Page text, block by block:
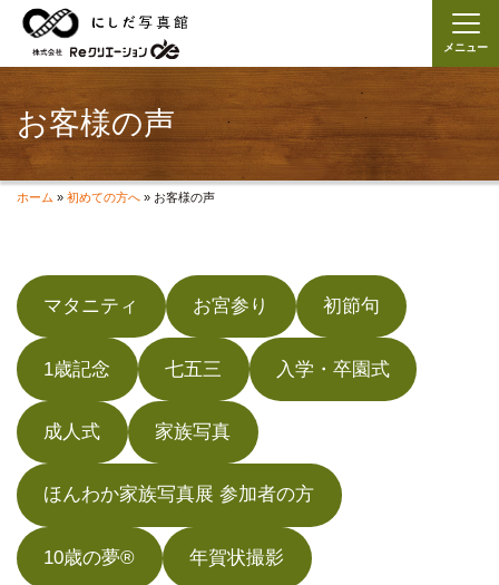
メニュー
お客様の声
ホーム » 初めての方へ » お客様の声
マタニティ お宮参り 初節句
1歳記念 七五三 入学・卒園式
成人式 家族写真
ほんわか家族写真展 参加者の方
10歳の夢® 年賀状撮影